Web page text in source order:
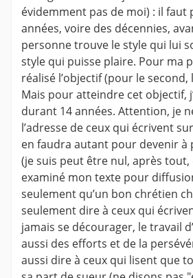
évidemment pas de moi) : il faut
années, voire des décennies,
personne trouve le style qui lui
style qui puisse plaire. Pour ma
réalisé l’objectif (pour le second,
Mais pour atteindre cet objectif,
durant 14 années. Attention, je
l’adresse de ceux qui écrivent
en faudra autant pour devenir à
(je suis peut être nul, après tout,
examiné mon texte pour
seulement qu’un bon chrétien
seulement dire à ceux qui
jamais se décourager, le travail
aussi des efforts et de la
aussi dire à ceux qui lisent que